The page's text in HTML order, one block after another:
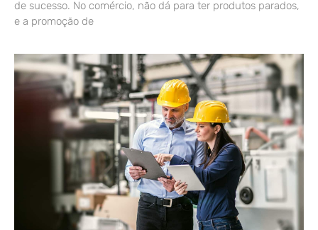
de sucesso. No comércio, não dá para ter produtos parados,
e a promoção de